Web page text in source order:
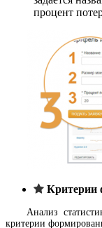
процент
Анализ
критерии